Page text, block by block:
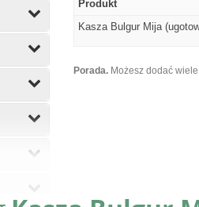
Produkt
Kasza Bulgur Mija
Porada. Możesz dodać